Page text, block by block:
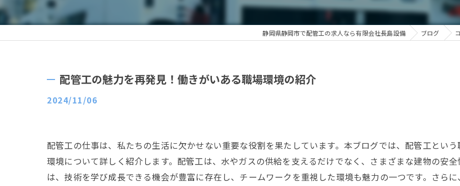
静岡県静岡市で配管工の求人なら有限会社長島設備 ブログ
配管工の魅力を再発見！働きがいある職場環境の紹介
2024/11/06
配管工の仕事は、私たちの生活に欠かせない重要な役割を果たしています。本ブログでは、配管工とい
環境について詳しく紹介します。配管工は、水やガスの供給を支えるだけでなく、さまざまな建物の安
は、技術を学び成長できる機会が豊富に存在し、チームワークを重視した環境も魅力の一つです。さら